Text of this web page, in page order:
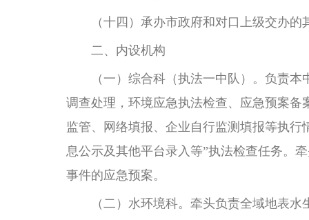
（十四）承办市政府和对口上级交办的
二、内设机构
（一）综合科（执法一中队）。负责本
调查处理，环境应急执法检查、应急预案
监管、网络填报、企业自行监测填报等执
息公示及其他平台录入等”执法检查任务。
事件的应急预案。
（二）水环境科。牵头负责全域地表水